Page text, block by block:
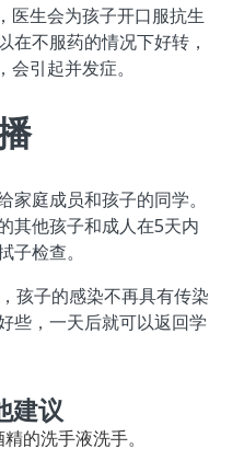
医生会为孩子开口服抗生
在不服药的情况下好转，
引起并发症。
庭成员和孩子的同学。
其他孩子和成人在5天内
检查。
孩子的感染不再具有传染
些，一天后就可以返回学
建议
的洗手液洗手。